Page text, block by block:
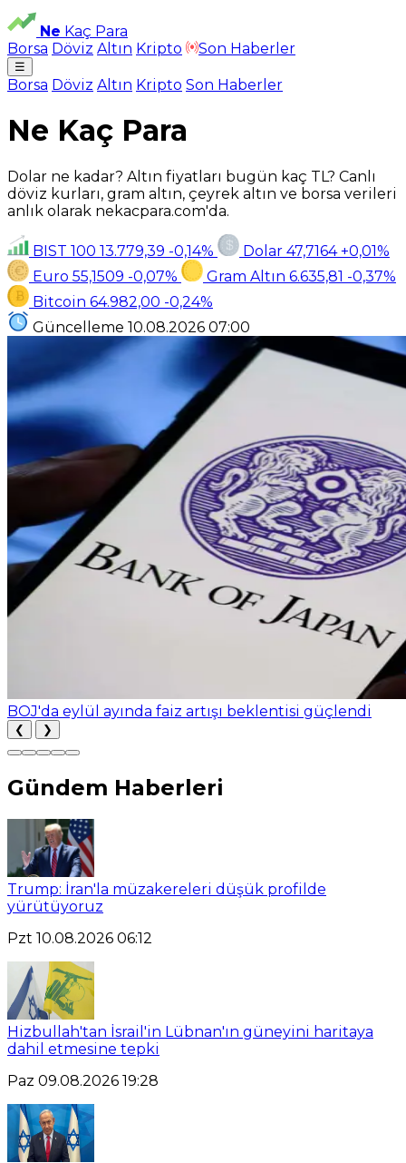
Ne Kaç Para
Borsa Döviz Altın Kripto Son Haberler
☰
Borsa Döviz Altın Kripto Son Haberler
Ne Kaç Para
Dolar ne kadar? Altın fiyatları bugün kaç TL? Canlı
döviz kurları, gram altın, çeyrek altın ve borsa verileri
anlık olarak nekacpara.com'da.
BIST 100 13.779,39 -0,14% Dolar 47,7164 +0,01%
Euro 55,1509 -0,07% Gram Altın 6.635,81 -0,37%
Bitcoin 64.982,00 -0,24%
Güncelleme 10.08.2026 07:00
BOJ'da eylül ayında faiz artışı beklentisi güçlendi
❮ ❯
Gündem Haberleri
Trump: İran'la müzakereleri düşük profilde
yürütüyoruz
Pzt 10.08.2026 06:12
Hizbullah'tan İsrail'in Lübnan'ın güneyini haritaya
dahil etmesine tepki
Paz 09.08.2026 19:28